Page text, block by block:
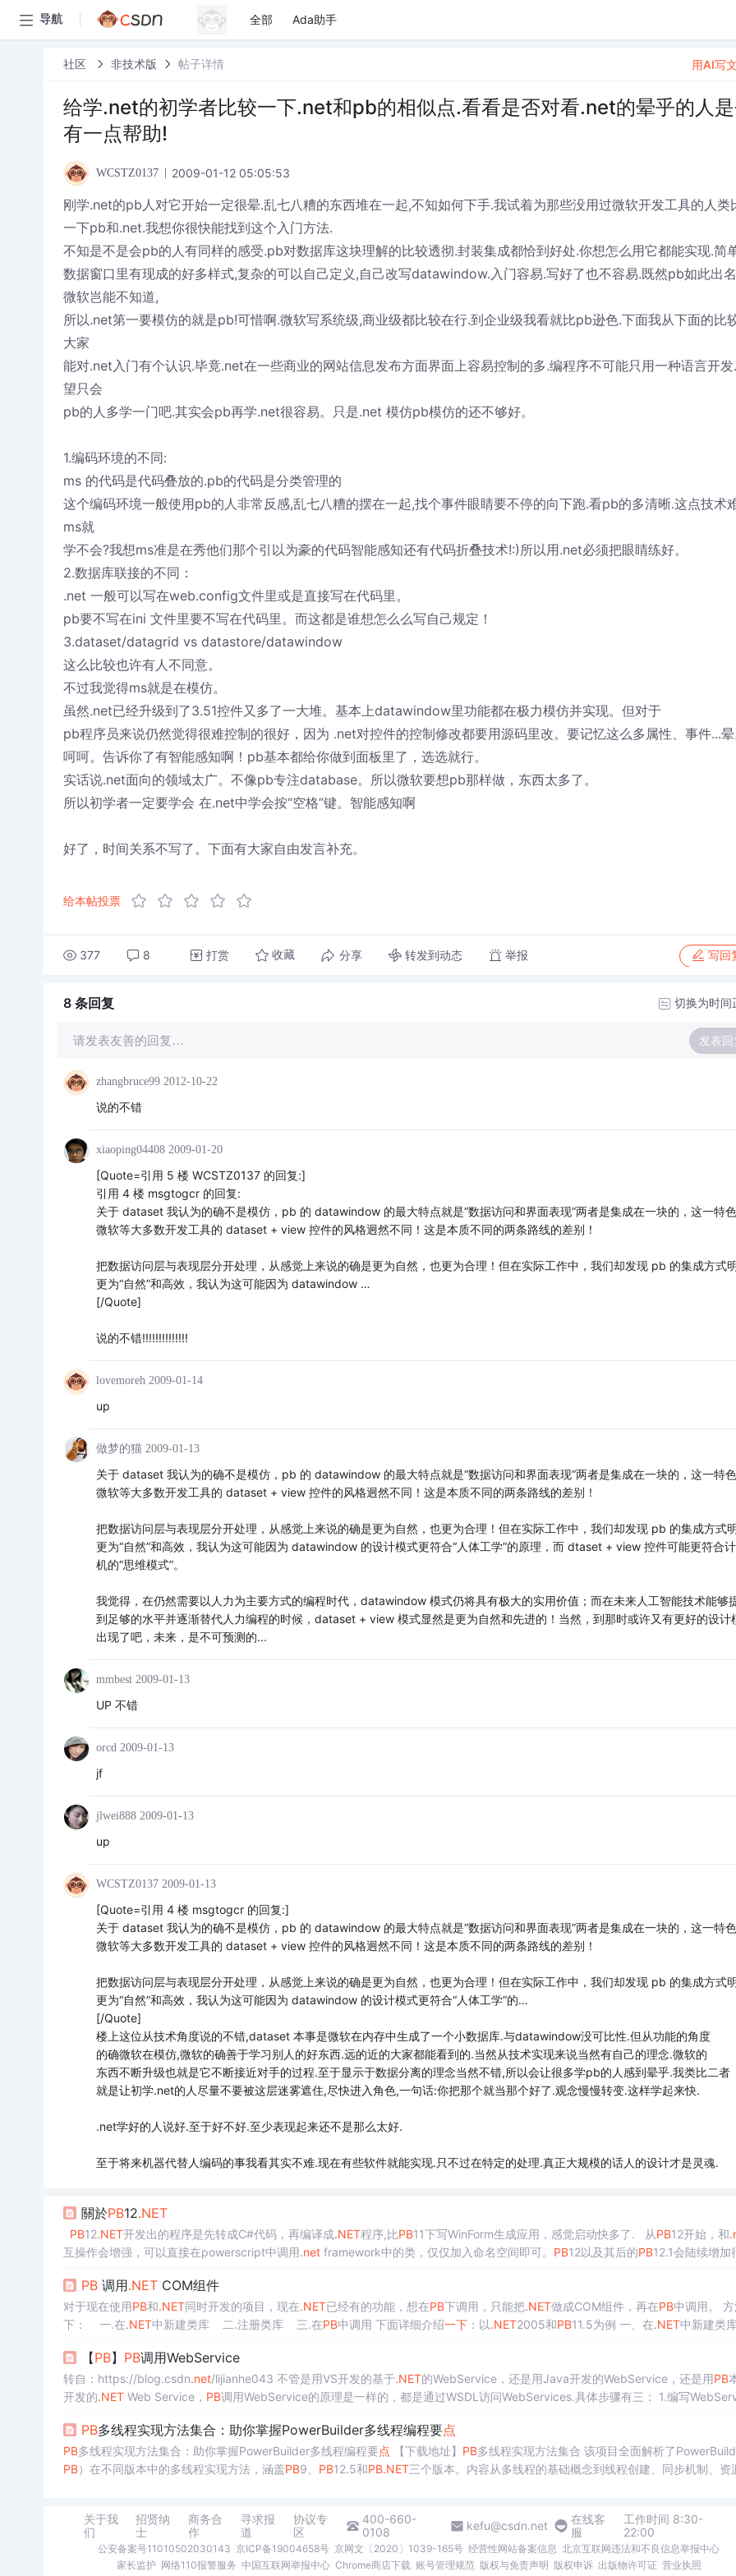
导航 全部 Ada助手
社区 非技术版 帖子详情
给学.net的初学者比较一下.net和pb的相似点.看看是否对看.net的晕乎的人
有一点帮助!
WCSTZ0137 2009-01-12 05:05:53
刚学.net的pb人对它开始一定很晕.乱七八糟的东西堆在一起,不知如何下手.我试着为那些没用过微软开发工具的人类
一下pb和.net.我想你很快能找到这个入门方法.
不知是不是会pb的人有同样的感受.pb对数据库这块理解的比较透彻.封装集成都恰到好处.你想怎么用它都能实现.简
数据窗口里有现成的好多样式,复杂的可以自己定义,自己改写datawindow.入门容易.写好了也不容易.既然pb如此出
微软岂能不知道,
所以.net第一要模仿的就是pb!可惜啊.微软写系统级,商业级都比较在行.到企业级我看就比pb逊色.下面我从下面的比
大家
能对.net入门有个认识.毕竟.net在一些商业的网站信息发布方面界面上容易控制的多.编程序不可能只用一种语言开发
望只会
pb的人多学一门吧.其实会pb再学.net很容易。只是.net 模仿pb模仿的还不够好。
1.编码环境的不同:
ms 的代码是代码叠放的.pb的代码是分类管理的
这个编码环境一般使用pb的人非常反感,乱七八糟的摆在一起,找个事件眼睛要不停的向下跑.看pb的多清晰.这点技术
ms就
学不会?我想ms准是在秀他们那个引以为豪的代码智能感知还有代码折叠技术!:)所以用.net必须把眼睛练好。
2.数据库联接的不同：
.net 一般可以写在web.config文件里或是直接写在代码里。
pb要不写在ini 文件里要不写在代码里。而这都是谁想怎么么写自己规定！
3.dataset/datagrid vs datastore/datawindow
这么比较也许有人不同意。
不过我觉得ms就是在模仿。
虽然.net已经升级到了3.51控件又多了一大堆。基本上datawindow里功能都在极力模仿并实现。但对于
pb程序员来说仍然觉得很难控制的很好，因为 .net对控件的控制修改都要用源码里改。要记忆这么多属性、事件...晕
呵呵。告诉你了有智能感知啊！pb基本都给你做到面板里了，选选就行。
实话说.net面向的领域太广。不像pb专注database。所以微软要想pb那样做，东西太多了。
所以初学者一定要学会 在.net中学会按“空格”键。智能感知啊
好了，时间关系不写了。下面有大家自由发言补充。
给本帖投票
377 8 打赏 收藏 分享 转发到动态 举报 写回
用AI写
8 条回复 切换为时间
请发表友善的回复… 发表回
zhangbruce99 2012-10-22
说的不错
xiaoping04408 2009-01-20
[Quote=引用 5 楼 WCSTZ0137 的回复:]
引用 4 楼 msgtogcr 的回复:
关于 dataset 我认为的确不是模仿，pb 的 datawindow 的最大特点就是“数据访问和界面表现”两者是集成在一块的，这一特
微软等大多数开发工具的 dataset + view 控件的风格迥然不同！这是本质不同的两条路线的差别！
把数据访问层与表现层分开处理，从感觉上来说的确是更为自然，也更为合理！但在实际工作中，我们却发现 pb 的集成方式
更为“自然”和高效，我认为这可能因为 datawindow …
[/Quote]
说的不错!!!!!!!!!!!!!!
lovemoreh 2009-01-14
up
做梦的猫 2009-01-13
关于 dataset 我认为的确不是模仿，pb 的 datawindow 的最大特点就是“数据访问和界面表现”两者是集成在一块的，这一特
微软等大多数开发工具的 dataset + view 控件的风格迥然不同！这是本质不同的两条路线的差别！
把数据访问层与表现层分开处理，从感觉上来说的确是更为自然，也更为合理！但在实际工作中，我们却发现 pb 的集成方式
更为“自然”和高效，我认为这可能因为 datawindow 的设计模式更符合“人体工学”的原理，而 dtaset + view 控件可能更符合
机的“思维模式”。
我觉得，在仍然需要以人力为主要方式的编程时代，datawindow 模式仍将具有极大的实用价值；而在未来人工智能技术能够
到足够的水平并逐渐替代人力编程的时候，dataset + view 模式显然是更为自然和先进的！当然，到那时或许又有更好的设计
出现了吧，未来，是不可预测的...
mmbest 2009-01-13
UP 不错
orcd 2009-01-13
jf
jlwei888 2009-01-13
up
WCSTZ0137 2009-01-13
[Quote=引用 4 楼 msgtogcr 的回复:]
关于 dataset 我认为的确不是模仿，pb 的 datawindow 的最大特点就是“数据访问和界面表现”两者是集成在一块的，这一特
微软等大多数开发工具的 dataset + view 控件的风格迥然不同！这是本质不同的两条路线的差别！
把数据访问层与表现层分开处理，从感觉上来说的确是更为自然，也更为合理！但在实际工作中，我们却发现 pb 的集成方式
更为“自然”和高效，我认为这可能因为 datawindow 的设计模式更符合“人体工学”的…
[/Quote]
楼上这位从技术角度说的不错,dataset 本事是微软在内存中生成了一个小数据库.与datawindow没可比性.但从功能的角度
的确微软在模仿,微软的确善于学习别人的好东西.远的近的大家都能看到的.当然从技术实现来说当然有自己的理念.微软的
东西不断升级也就是它不断接近对手的过程.至于显示于数据分离的理念当然不错,所以会让很多学pb的人感到晕乎.我类比二者
就是让初学.net的人尽量不要被这层迷雾遮住,尽快进入角色,一句话:你把那个就当那个好了.观念慢慢转变.这样学起来快.
.net学好的人说好.至于好不好.至少表现起来还不是那么太好.
至于将来机器代替人编码的事我看其实不难.现在有些软件就能实现.只不过在特定的处理.真正大规模的话人的设计才是灵魂.
關於PB12.NET
PB12.NET开发出的程序是先转成C#代码，再编译成.NET程序,比PB11下写WinForm生成应用，感觉启动快多了. 从PB12开始，和
互操作会增强，可以直接在powerscript中调用.netframework中的类，仅仅加入命名空间即可。 PB12以及其后的PB12.1会陆续增加
PB调用.NETCOM组件
对于现在使用PB和.NET同时开发的项目，现在.NET已经有的功能，想在PB下调用，只能把.NET做成COM组件，再在PB中调用。 方法如
下： 一.在.NET 中新建类库 二.注册类库 三.在PB 中调用 下面详细介绍一下：以.NET2005和PB 11.5为例 一、在.NET中新建类库
【PB】 PB调用WebService
转自：https://blog.csdn.net /lijianhe043 不管是用VS开发的基于.NET的WebService，还是用Java开发的WebService，还是用PB
开发的.NETWeb Service， PB调用WebService的原理是一样的，都是通过WSDL访问WebServices.具体步骤有三： 1.编写WebService
PB多线程实现方法集合：助你掌握PowerBuilder多线程编程要点
PB多线程实现方法集合：助你掌握PowerBuilder多线程编程要点 【下载地址】 PB
多线程实现方法集合 该项目全面解析了
PB）在不同版本中的多线程实现方法，涵盖PB9、 PB12.5和PB.NET三个版本。内容从多线程的基础概念到线程创建、同步机制、资
关于我
们
招贤纳
士
商务合
作
寻求报
道
协议专
区
400-660-
0108
kefu@csdn.net
在线客
服
工作时间 8:30-
22:00
公安备案号11010502030143 京ICP备19004658号 京网文〔2020〕1039-165号 经营性网站备案信息 北京互联网违法和不良信息举报中心
家长监护 网络110报警服务 中国互联网举报中心 Chrome商店下载 账号管理规范 版权与免责声明 版权申诉 出版物许可证 营业执照